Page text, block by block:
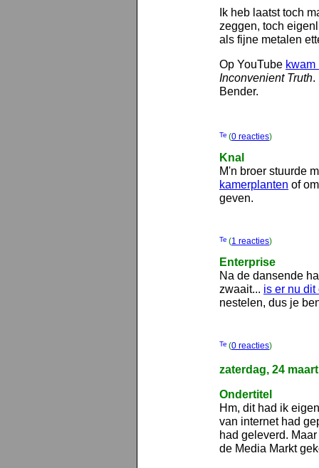
Ik heb laatst toch
zeggen, toch
als fijne metalen
Op YouTube kwam
Inconvenient Truth.
Bender.
(0 reacties)
Knal
M'n broer stuurde
kamerplanten of
geven.
(1 reacties)
Enterprise
Na de dansende
zwaait... is er nu dit
nestelen, dus je
(0 reacties)
zaterdag, 24
Ondertitel
Hm, dit had ik
van internet had
had geleverd.
de Media Markt